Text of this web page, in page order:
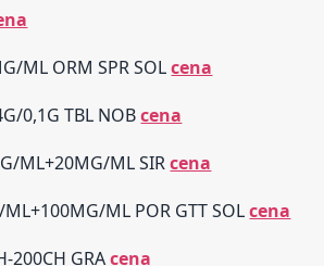
ML ORM SPR SOLcena
0,1G TBL NOBcena
ML+20MG/ML SIRcena
ML+100MG/ML POR GTT SOLcena
200CH GRAcena